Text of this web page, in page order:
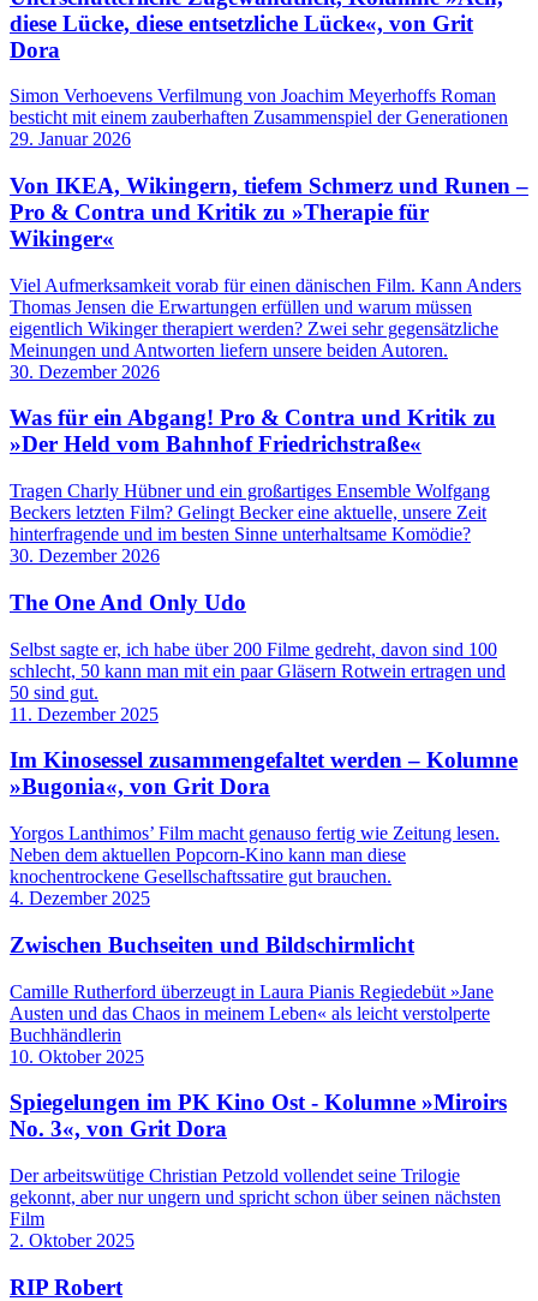
diese Lücke, diese entsetzliche Lücke«, von Grit
Dora
Simon Verhoevens Verfilmung von Joachim Meyerhoffs Roman
besticht mit einem zauberhaften Zusammenspiel der Generationen
29. Januar 2026
Von IKEA, Wikingern, tiefem Schmerz und Runen –
Pro & Contra und Kritik zu »Therapie für
Wikinger«
Viel Aufmerksamkeit vorab für einen dänischen Film. Kann Anders
Thomas Jensen die Erwartungen erfüllen und warum müssen
eigentlich Wikinger therapiert werden? Zwei sehr gegensätzliche
Meinungen und Antworten liefern unsere beiden Autoren.
30. Dezember 2026
Was für ein Abgang! Pro & Contra und Kritik zu
»Der Held vom Bahnhof Friedrichstraße«
Tragen Charly Hübner und ein großartiges Ensemble Wolfgang
Beckers letzten Film? Gelingt Becker eine aktuelle, unsere Zeit
hinterfragende und im besten Sinne unterhaltsame Komödie?
30. Dezember 2026
The One And Only Udo
Selbst sagte er, ich habe über 200 Filme gedreht, davon sind 100
schlecht, 50 kann man mit ein paar Gläsern Rotwein ertragen und
50 sind gut.
11. Dezember 2025
Im Kinosessel zusammengefaltet werden – Kolumne
»Bugonia«, von Grit Dora
Yorgos Lanthimos’ Film macht genauso fertig wie Zeitung ­lesen.
Neben dem aktuellen Popcorn-Kino kann man diese
knochentrockene Gesellschaftssatire gut brauchen.
4. Dezember 2025
Zwischen Buchseiten und Bildschirmlicht
Camille Rutherford überzeugt in Laura Pianis Regiedebüt »Jane
Austen und das Chaos in meinem Leben« als leicht verstolperte
Buchhändlerin
10. Oktober 2025
Spiegelungen im PK Kino Ost - Kolumne »Miroirs
No. 3«, von Grit Dora
Der arbeitswütige Christian Petzold vollendet seine Trilogie
gekonnt, aber nur ungern und spricht schon über seinen nächsten
Film
2. Oktober 2025
RIP Robert